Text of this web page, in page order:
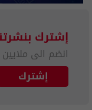
إشترك
انضم الى ملايين
إشترك